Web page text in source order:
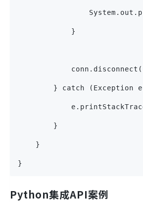
            }
} catch (Exception
        }
    }
}
Python集成API案例